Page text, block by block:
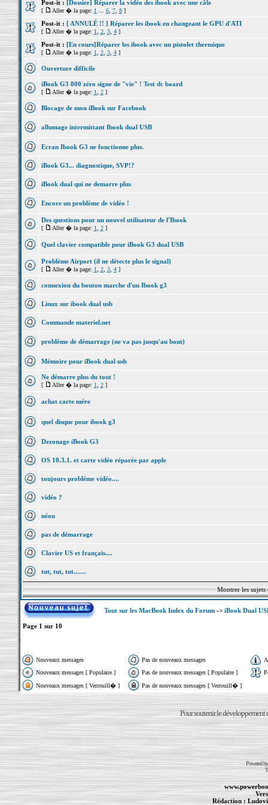
Post-it : [Dossier] Réparer la vidéo des ibook avec une câle
[ Aller � la page: 1 6, 7, 8]
Post-it : [ ANNULÉ !! ] Réparer les ibook en changeant le GPU d'ATI
[ Aller � la page: 1 2, 3, 4]
Post-it : [En cours]Réparer les ibook avec un pistolet thermique
[ Aller � la page: 1 2, 3, 4]
Ouverture difficile
iBook G3 800 zéro signe de "vie" ! Test dc board
[ Aller � la page: 1 2]
Blocage de mon iBook sur Facebook
allumage intermittant Ibook dual USB
Ecran Ibook G3 ne fonctionne plus.
iBook G3... diagnostique, SVP!?
iBook dual qui ne demarre plus
Encore un problème de vidéo !
Des questions pour un nouvel utilisateur de l'Ibook
[ Aller � la page: 1 2]
Quel clavier compatible pour iBook G3 dual USB
Problème Airport (il ne détecte plus le signal)
[ Aller � la page: 1 2, 3, 4]
connexion du bouton marche d'un Ibook g3
Linux sur ibook dual usb
Commande materiel.net
problème de démarrage (ne va pas jusqu'au bout)
Mémoire pour iBook dual usb
Ne démarre plus du tout !
[ Aller � la page: 1 2]
achat carte mére
quel disque pour ibook g3
Dezonage iBook G3
OS 10.3.1. et carte vidéo réparée par apple
toujours probléme vidéo....
vidéo ?
néon
pas de démarrage
Clavier US et français....
tut, tut, tut.......
Montrer les
Tout sur les MacBook Index du Forum-> iBook Dual
Page 1 sur 10
Nouveaux messages Pas de nouveaux messages
Nouveaux messages [ Populaire ]
Pas de nouveaux messages [ Populaire ]
Nouveaux messages [ Verrouill� ]
Pas de nouveaux messages [ Verrouill� ]
Pour soutenir le développement
Powered
Rédaction :